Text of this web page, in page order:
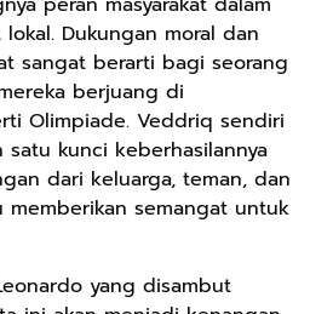
Dukungan moral dan
sangat berarti bagi seorang
berjuang di
Olimpiade. Veddriq sendiri
satu kunci keberhasilannya
dari keluarga, teman, dan
memberikan semangat untuk
yang disambut